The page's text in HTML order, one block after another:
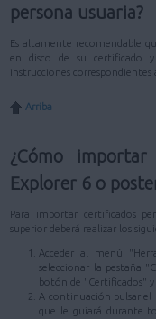
persona usuaria?
Es altamente recomendable
en disco de su certificado y
instrucciones correspondientes
Arriba
¿Cómo
Explorer 6 o
Para importar certificados
superior deberá realizar los
Acceder al menú
seleccionar la pestaña
botón de "Certificados" y
A continuación pulsar el
que le guiará durante